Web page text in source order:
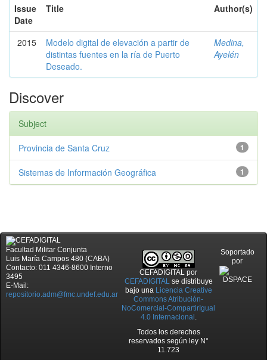
Issue
Date
Title Author(s)
2015
Modelo digital de elevación a partir de
distintas fuentes en la ría de Puerto
Deseado.
Medina,
Ayelén
Discover
Subject
1
Provincia de Santa Cruz
1
Sistemas de Información Geográfica
Facultad Militar Conjunta
Luis María Campos 480 (CABA)
Contacto: 011 4346-8600 Interno
3495
E-Mail:
repositorio.adm@fmc.undef.edu.ar
CEFADIGITAL por
CEFADIGITALse distribuye
bajo una Licencia Creative
Commons Atribución-
NoComercial-CompartirIgual
4.0 Internacional .
Todos los derechos
reservados según ley N°
11.723
Soportado
por